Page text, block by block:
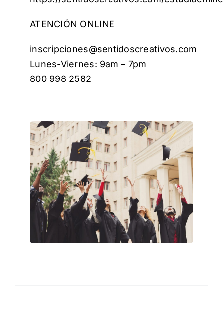
ATENCIÓN ONLINE
inscripciones@sentidoscreativos.com
Lunes-Viernes: 9am – 7pm
800 998 2582